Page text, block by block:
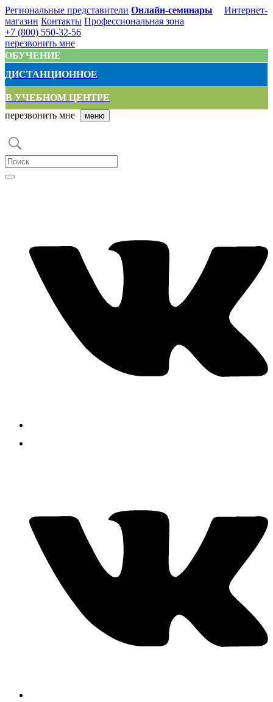
Региональные представители Онлайн-семинары
Интернет-
магазин Контакты Профессиональная зона
+7 (800) 550-32-56
перезвонить мне
ОБУЧЕНИЕ
ДИСТАНЦИОННОЕ
В УЧЕБНОМ ЦЕНТРЕ
перезвонить мне
меню